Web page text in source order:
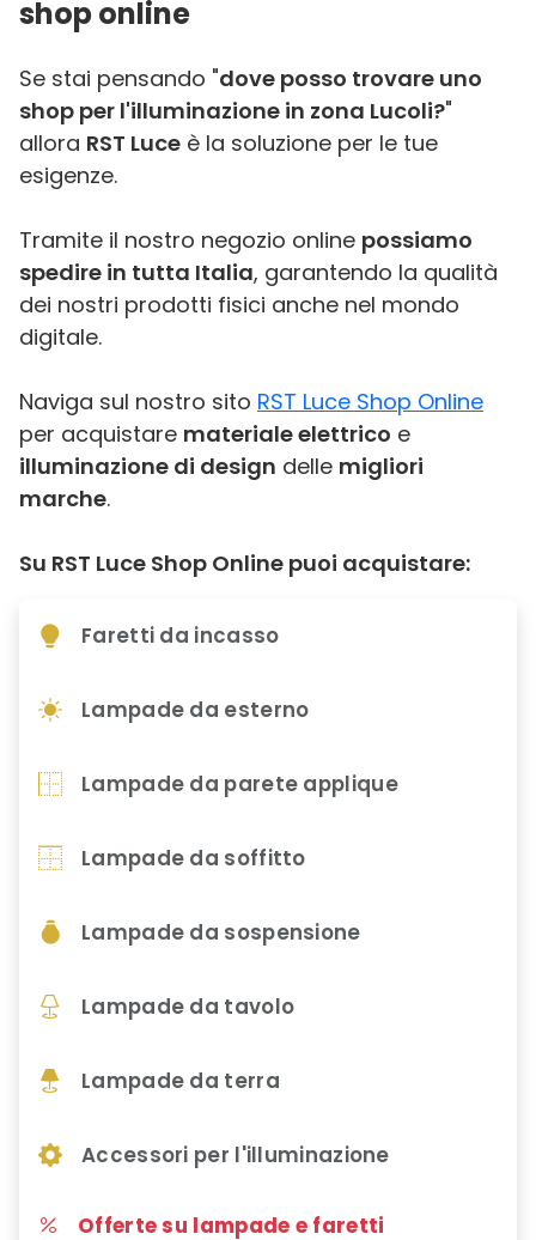
shop online
Se stai pensando "dove posso trovare uno
shop per l'illuminazione in zona Lucoli?"
allora RST Luce è la soluzione per le tue
esigenze.
Tramite il nostro negozio online possiamo
spedire in tutta Italia, garantendo la qualità
dei nostri prodotti fisici anche nel mondo
digitale.
Naviga sul nostro sito RST Luce Shop Online
per acquistare materiale elettrico e
illuminazione di design delle migliori
marche.
Su RST Luce Shop Online puoi acquistare:
Faretti da incasso
Lampade da esterno
Lampade da parete applique
Lampade da soffitto
Lampade da sospensione
Lampade da tavolo
Lampade da terra
Accessori per l'illuminazione
Offerte su lampade e faretti